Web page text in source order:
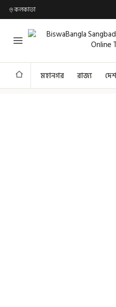
কলকাতা
মহানগর রাজ্য দেশ